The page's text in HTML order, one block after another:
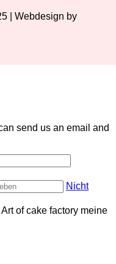
| Webdesign by
send us an email and
Nicht
of cake factory meine